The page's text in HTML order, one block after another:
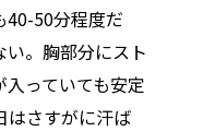
40-50分程度だ
。胸部分にスト
っていても安定
はさすがに汗ば